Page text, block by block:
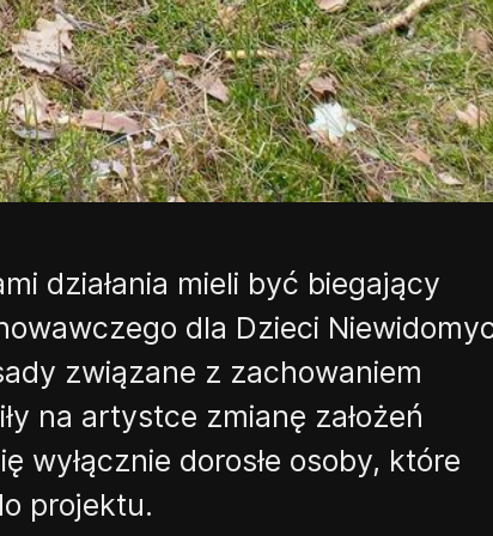
działania mieli być biegający
dla Dzieci
związane z zachowaniem
na artystce zmianę założeń
wyłącznie dorosłe osoby, które
projektu.